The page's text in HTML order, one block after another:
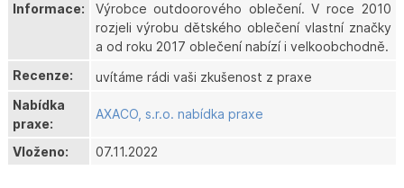
Informace:
Výrobce outdoorového oblečení. V roce 2010
rozjeli výrobu dětského oblečení vlastní značky
a od roku 2017 oblečení nabízí i velkoobchodně.
Recenze:
uvítáme rádi vaši zkušenost z praxe
Nabídka
praxe:
AXACO, s.r.o. nabídka praxe
Vloženo: 07.11.2022